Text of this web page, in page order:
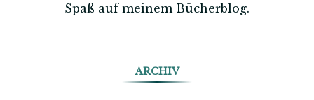
Spaß auf meinem Bücherblog.
ARCHIV